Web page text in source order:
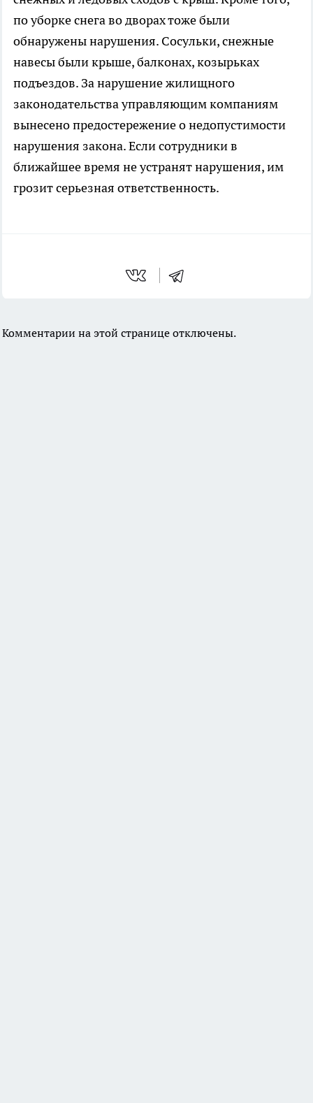
по уборке снега во дворах тоже были
обнаружены нарушения. Сосульки, снежные
навесы были крыше, балконах, козырьках
подъездов. За нарушение жилищного
законодательства управляющим компаниям
вынесено предостережение о недопустимости
нарушения закона. Если сотрудники в
ближайшее время не устранят нарушения, им
грозит серьезная ответственность.
Комментарии на этой странице отключены.